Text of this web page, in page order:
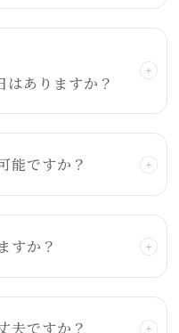
ありますか？
能ですか？
すか？
夫ですか？